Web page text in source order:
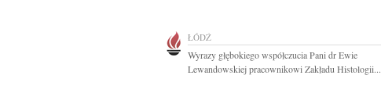
ŁÓDŹ
Wyrazy głębokiego współczucia Pani dr Ewie
Lewandowskiej pracownikowi Zakładu Histologii...